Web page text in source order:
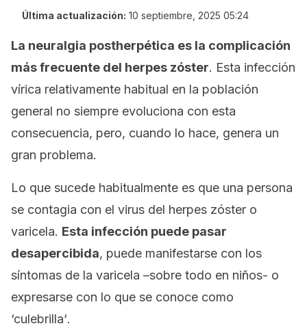
Última actualización: 10 septiembre, 2025 05:24
La neuralgia postherpética es la complicación
más frecuente del herpes zóster. Esta infección
vírica relativamente habitual en la población
general no siempre evoluciona con esta
consecuencia, pero, cuando lo hace, genera un
gran problema.
Lo que sucede habitualmente es que una persona
se contagia con el virus del herpes zóster o
varicela. Esta infección puede pasar
desapercibida, puede manifestarse con los
síntomas de la varicela –sobre todo en niños- o
expresarse con lo que se conoce como
‘culebrilla‘.